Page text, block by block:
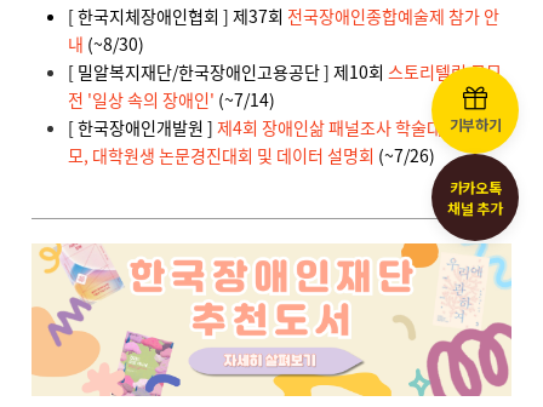
기부하기
카카오톡
채널 추가